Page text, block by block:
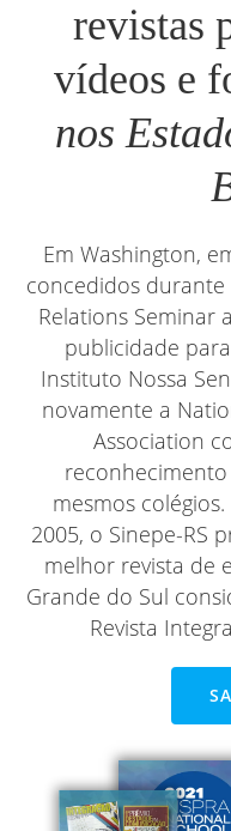
revistas
vídeos e
nos
Em Washington,
concedidos durante
Relations Seminar
publicidade
Instituto Nossa
novamente a
Association
mesmos
2005, o Sinepe-RS
melhor revista de
Grande do Sul
Revista